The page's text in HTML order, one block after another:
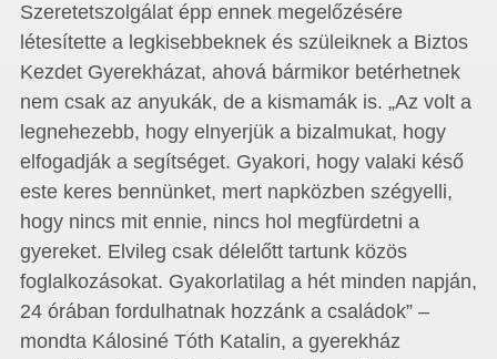
Szeretetszolgálat épp ennek megelőzésére
létesítette a legkisebbeknek és szüleiknek a Biztos
Kezdet Gyerekházat, ahová bármikor betérhetnek
nem csak az anyukák, de a kismamák is. „Az volt a
legnehezebb, hogy elnyerjük a bizalmukat, hogy
elfogadják a segítséget. Gyakori, hogy valaki késő
este keres bennünket, mert napközben szégyelli,
hogy nincs mit ennie, nincs hol megfürdetni a
gyereket. Elvileg csak délelőtt tartunk közös
foglalkozásokat. Gyakorlatilag a hét minden napján,
24 órában fordulhatnak hozzánk a családok” –
mondta Kálosiné Tóth Katalin, a gyerekház